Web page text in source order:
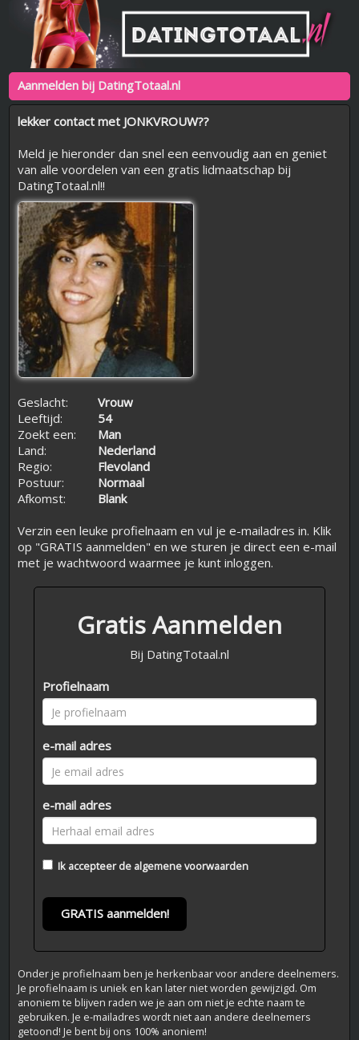
Aanmelden bij DatingTotaal.nl
lekker contact met JONKVROUW??
Meld je hieronder dan snel een eenvoudig aan en geniet
van alle voordelen van een gratis lidmaatschap bij
DatingTotaal.nl!!
Geslacht:
Vrouw
Leeftijd:
54
Zoekt een:
Man
Land:
Nederland
Regio:
Flevoland
Postuur:
Normaal
Afkomst:
Blank
Verzin een leuke profielnaam en vul je e-mailadres in. Klik
op "GRATIS aanmelden" en we sturen je direct een e-mail
met je wachtwoord waarmee je kunt inloggen.
Gratis Aanmelden
Bij DatingTotaal.nl
Profielnaam
e-mail adres
e-mail adres
Ik accepteer de algemene voorwaarden
GRATIS aanmelden!
Onder je profielnaam ben je herkenbaar voor andere deelnemers.
Je profielnaam is uniek en kan later niet worden gewijzigd. Om
anoniem te blijven raden we je aan om niet je echte naam te
gebruiken. Je e-mailadres wordt niet aan andere deelnemers
getoond! Je bent bij ons 100% anoniem!